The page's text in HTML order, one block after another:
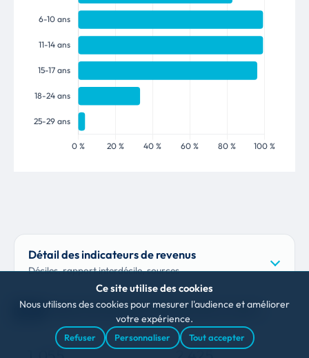
Détail des indicateurs de revenus
Déciles, rapport interdécile, sources
04 PRESTATIONS SOCIALES (CAF)
Ce site utilise des cookies
Nous utilisons des cookies pour mesurer l'audience et améliorer
votre expérience.
Refuser Personnaliser Tout accepter